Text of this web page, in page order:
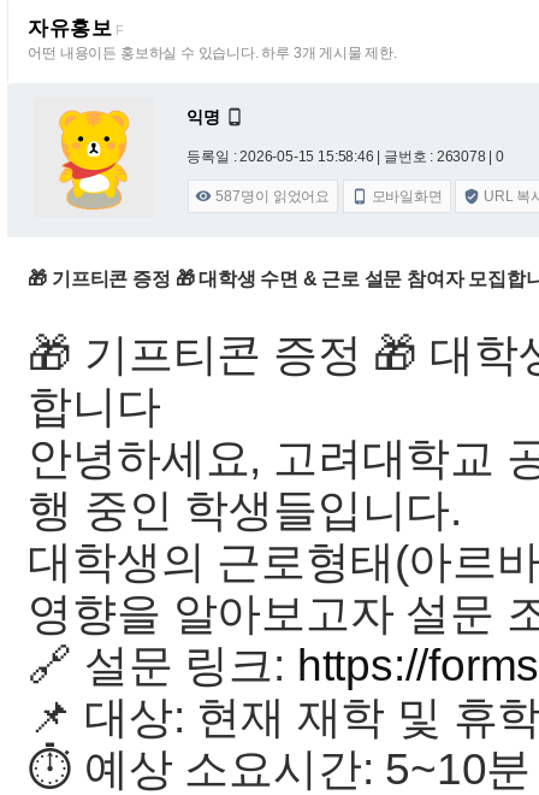
자유홍보 F
어떤 내용이든 홍보하실 수 있습니다. 하루 3개 게시물 제한.
익명 
등록일 : 2026-05-15 15:58:46 | 글번호 : 263078 | 0
 587명이 읽었어요  모바일화면  URL 복
🎁 기프티콘 증정 🎁 대학생 수면 & 근로 설문 참여자 모집합
🎁 기프티콘 증정 🎁 대
합니다
안녕하세요, 고려대학교
행 중인 학생들입니다.
대학생의 근로형태(아르
영향을 알아보고자 설문
🔗 설문 링크: https://
📌 대상: 현재 재학 및 휴
⏱ 예상 소요시간: 5~10분